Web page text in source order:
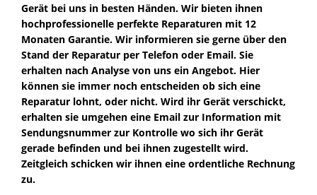
Gerät bei uns in besten Händen. Wir bieten ihnen
hochprofessionelle perfekte Reparaturen mit 12
Monaten Garantie. Wir informieren sie gerne über den
Stand der Reparatur per Telefon oder Email. Sie
erhalten nach Analyse von uns ein Angebot. Hier
können sie immer noch entscheiden ob sich eine
Reparatur lohnt, oder nicht. Wird ihr Gerät verschickt,
erhalten sie umgehen eine Email zur Information mit
Sendungsnummer zur Kontrolle wo sich ihr Gerät
gerade befinden und bei ihnen zugestellt wird.
Zeitgleich schicken wir ihnen eine ordentliche Rechnung
zu.